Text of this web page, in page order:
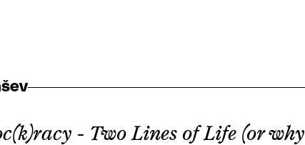
- Two Lines of Life (or